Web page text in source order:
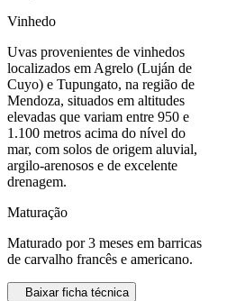
Vinhedo
Uvas provenientes de vinhedos
localizados em Agrelo (Luján de
Cuyo) e Tupungato, na região de
Mendoza, situados em altitudes
elevadas que variam entre 950 e
1.100 metros acima do nível do
mar, com solos de origem aluvial,
argilo-arenosos e de excelente
drenagem.
Maturação
Maturado por 3 meses em barricas
de carvalho francês e americano.
Baixar ficha técnica